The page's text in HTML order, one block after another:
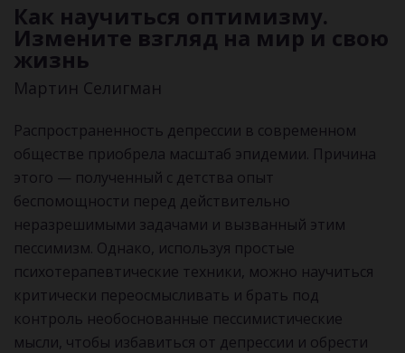
Как научиться оптимизму.
Измените взгляд на мир и свою
жизнь
Мартин Селигман
Распространенность депрессии в современном
обществе приобрела масштаб эпидемии. Причина
этого — полученный с детства опыт
беспомощности перед действительно
неразрешимыми задачами и вызванный этим
пессимизм. Однако, используя простые
психотерапевтические техники, можно научиться
критически переосмысливать и брать под
контроль необоснованные пессимистические
мысли, чтобы избавиться от депрессии и обрести